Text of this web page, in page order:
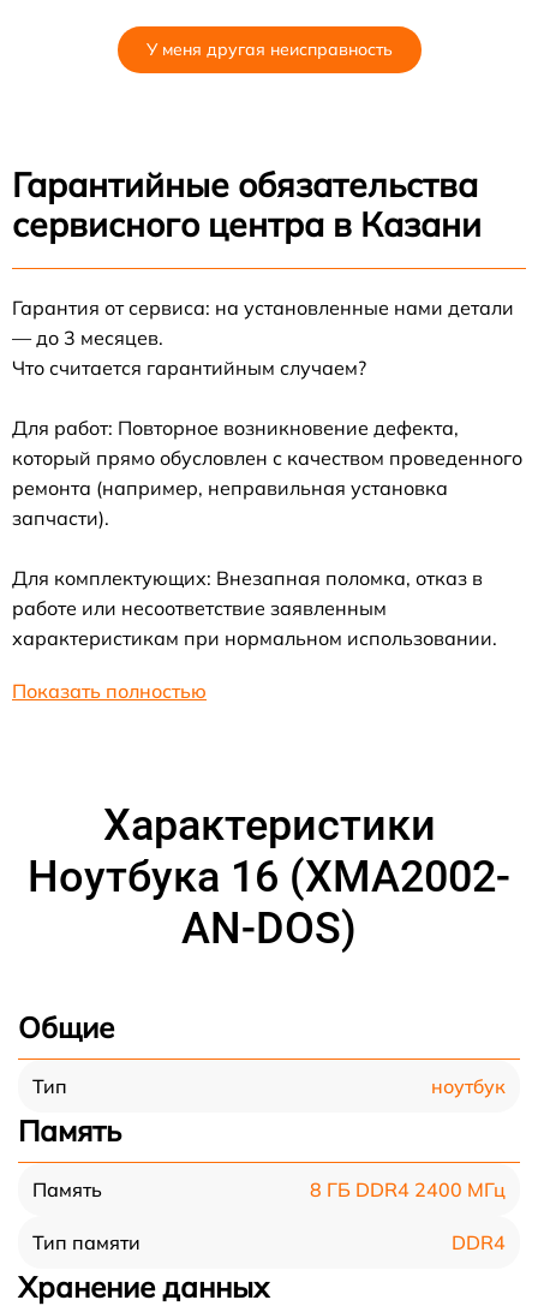
У меня другая неисправность
Гарантийные обязательства
сервисного центра в Казани
Гарантия от сервиса: на установленные нами детали
— до 3 месяцев.
Что считается гарантийным случаем?
Для работ: Повторное возникновение дефекта,
который прямо обусловлен с качеством проведенного
ремонта (например, неправильная установка
запчасти).
Для комплектующих: Внезапная поломка, отказ в
работе или несоответствие заявленным
характеристикам при нормальном использовании.
Показать полностью
Характеристики
Ноутбука 16 (XMA2002-
AN-DOS)
Общие
Тип ноутбук
Память
Память 8 ГБ DDR4 2400 МГц
Тип памяти DDR4
Хранение данных